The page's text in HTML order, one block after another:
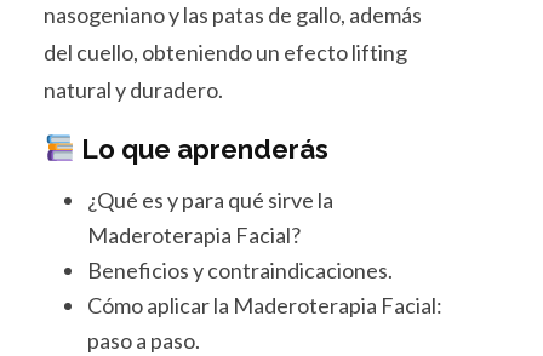
nasogeniano y las patas de gallo, además
del cuello, obteniendo un efecto lifting
natural y duradero.
Lo que aprenderás
¿Qué es y para qué sirve la
Maderoterapia Facial?
Beneficios y contraindicaciones.
Cómo aplicar la Maderoterapia Facial:
paso a paso.